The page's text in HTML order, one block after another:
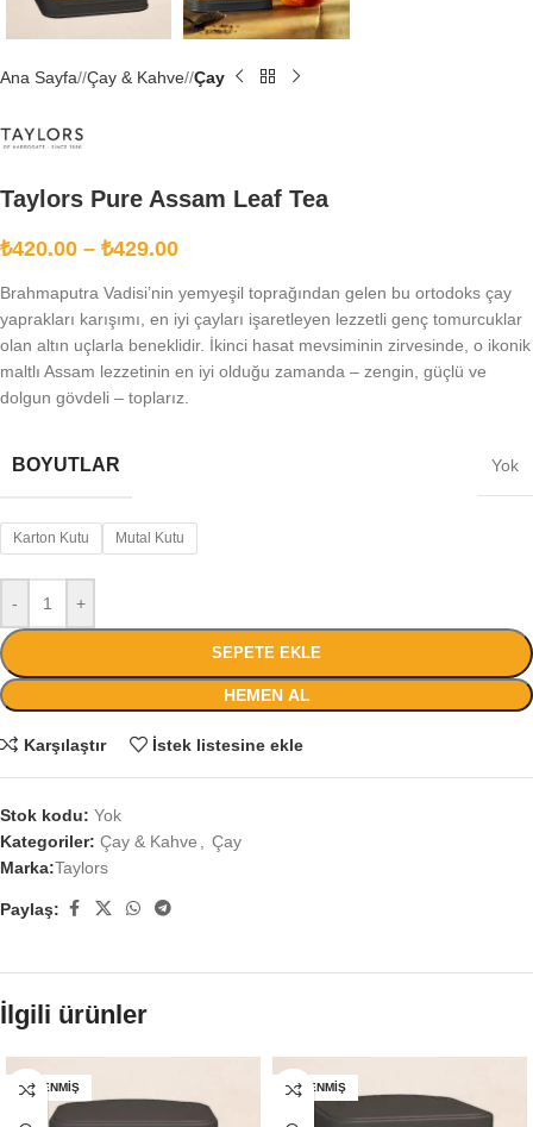
Ana Sayfa/ Çay & Kahve/ Çay
Taylors Pure Assam Leaf Tea
₺420.00 – ₺429.00
Brahmaputra Vadisi’nin yemyeşil toprağından gelen bu ortodoks çay
yaprakları karışımı, en iyi çayları işaretleyen lezzetli genç tomurcuklar
olan altın uçlarla beneklidir. İkinci hasat mevsiminin zirvesinde, o ikonik
maltlı Assam lezzetinin en iyi olduğu zamanda – zengin, güçlü ve
dolgun gövdeli – toplarız.
BOYUTLAR Yok
Karton Kutu Mutal Kutu
- +
SEPETE EKLE
HEMEN AL
Karşılaştır İstek listesine ekle
Stok kodu: Yok
Kategoriler: Çay & Kahve , Çay
Marka:Taylors
Paylaş:
İlgili ürünler
TÜKENMIŞ TÜKENMIŞ